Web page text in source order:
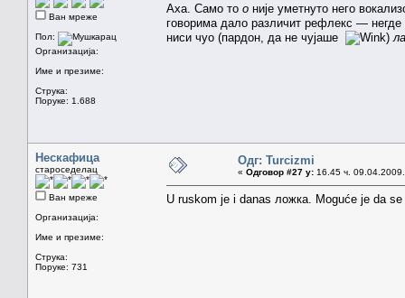
Ван мреже
Пол:
Организација:
Име и презиме:
Струка:
Поруке: 1.688
Аха. Само то о није уметнуто него
говорима дало различит рефлекс — негде
ниси чуо (пардон, да не чујаше
)
Нескафица
староседелац
Ван мреже
Организација:
Име и презиме:
Струка:
Поруке: 731
Одг: Turcizmi
« Одговор #27 у: 16.45 ч.
U ruskom je i danas ложка. Moguće je da